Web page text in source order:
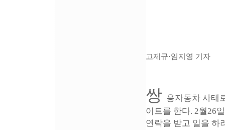
고제규·임지영 기자
쌍 용자동차 사태
이트를 한다. 2월26
연락을 받고 일을 하